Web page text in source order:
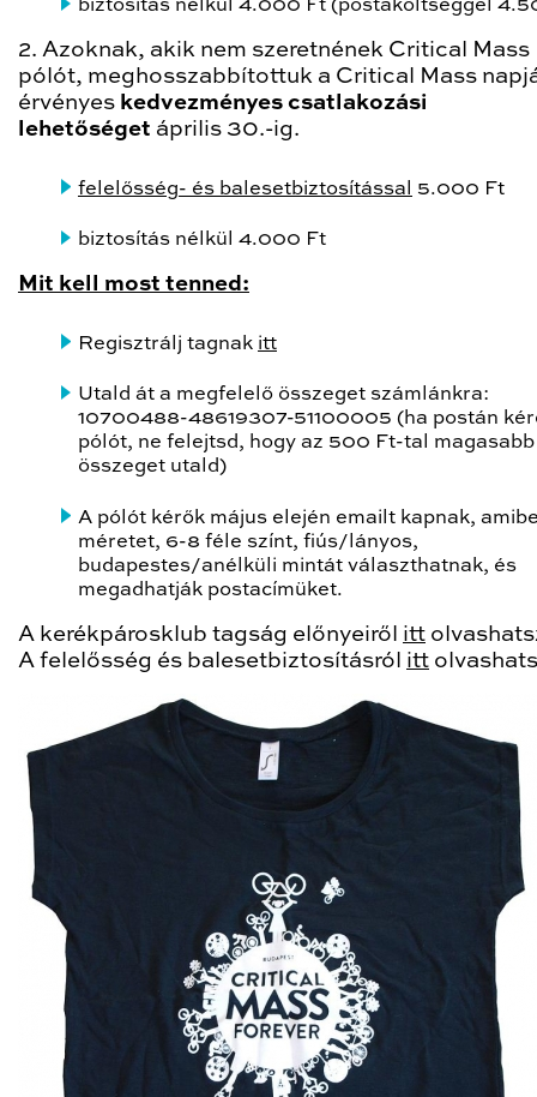
biztosítás nélkül 4.000 Ft (postaköltséggel
2. Azoknak, akik nem szeretnének Critical Mass
pólót, meghosszabbítottuk a Critical Mass
érvényes kedvezményes csatlakozási
lehetőséget április 30.-ig.
felelősség- és balesetbiztosítással 5.000 Ft
biztosítás nélkül 4.000 Ft
Mit kell most tenned:
Regisztrálj tagnak itt
Utald át a megfelelő összeget számlánkra:
10700488-48619307-51100005 (ha postán
pólót, ne felejtsd, hogy az 500 Ft-tal magasabb
összeget utald)
A pólót kérők május elején emailt kapnak,
méretet, 6-8 féle színt, fiús/lányos,
budapestes/anélküli mintát választhatnak, és
megadhatják postacímüket.
A kerékpárosklub tagság előnyeiről itt
A felelősség és balesetbiztosításról itt